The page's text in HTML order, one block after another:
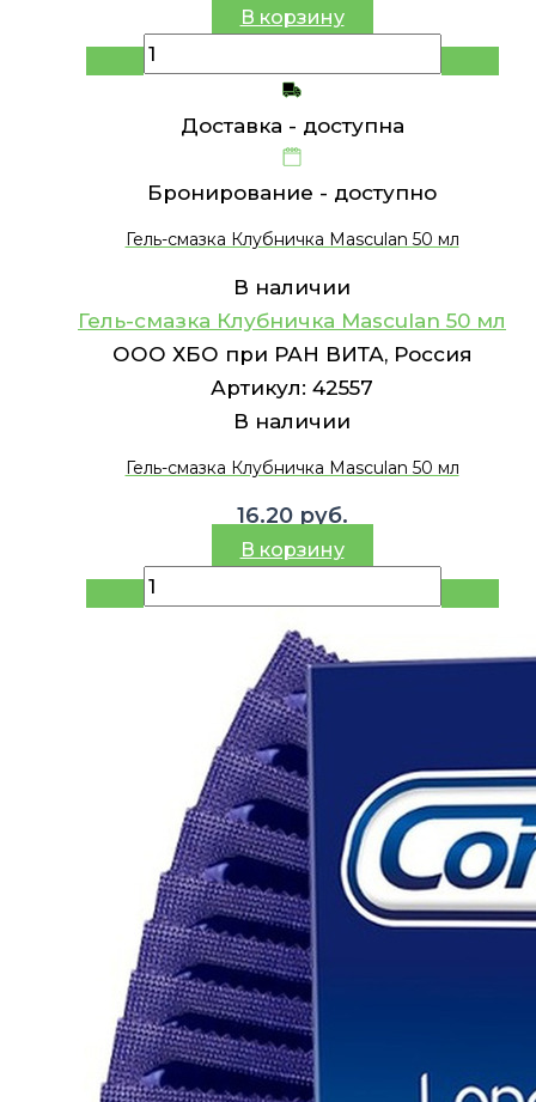
В корзину
Доставка - доступна
Бронирование - доступно
Гель-смазка Клубничка Masculan 50 мл
В наличии
Гель-смазка Клубничка Masculan 50 мл
ООО ХБО при РАН ВИТА, Россия
Артикул: 42557
В наличии
Гель-смазка Клубничка Masculan 50 мл
16.20 руб.
В корзину